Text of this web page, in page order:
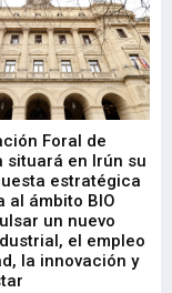
Foral de
situará en Irún su
estratégica
al ámbito BIO
un nuevo
el empleo
la innovación y